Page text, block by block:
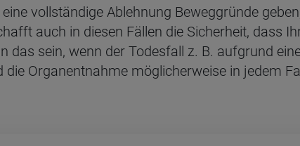
vollständige Ablehnung Beweggründe
auch in diesen Fällen die Sicherheit, dass
das sein, wenn der Todesfall z. B. aufgrund
Organentnahme möglicherweise in jedem